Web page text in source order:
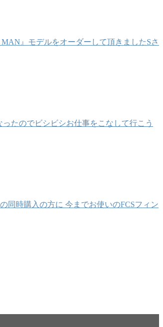
』モデルをオーダーして頂きましたSさ
たのでビシビシお仕事をこなして行こう
同時購入の方に 今までお使いのFCSフィン